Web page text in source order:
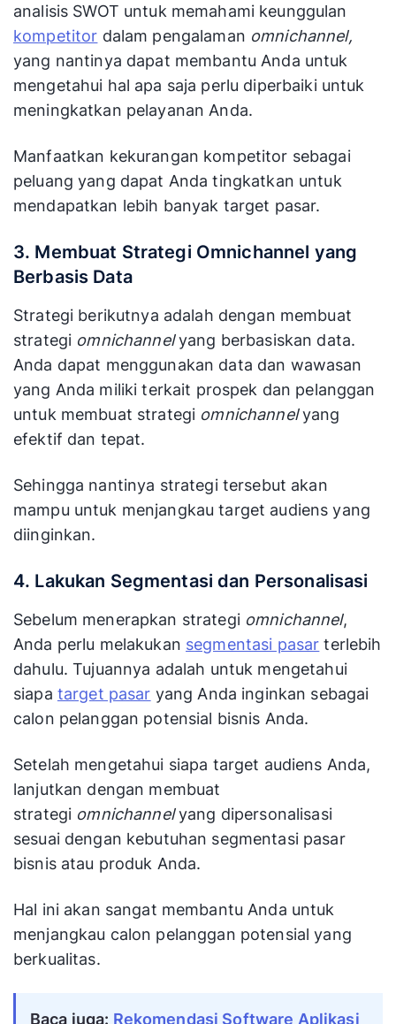
analisis SWOT untuk memahami keunggulan
kompetitor dalam pengalaman omnichannel,
yang nantinya dapat membantu Anda untuk
mengetahui hal apa saja perlu diperbaiki untuk
meningkatkan pelayanan Anda.
Manfaatkan kekurangan kompetitor sebagai
peluang yang dapat Anda tingkatkan untuk
mendapatkan lebih banyak target pasar.
3. Membuat Strategi Omnichannel yang
Berbasis Data
Strategi berikutnya adalah dengan membuat
strategi omnichannelyang berbasiskan data.
Anda dapat menggunakan data dan wawasan
yang Anda miliki terkait prospek dan pelanggan
untuk membuat strategi omnichannelyang
efektif dan tepat.
Sehingga nantinya strategi tersebut akan
mampu untuk menjangkau target audiens yang
diinginkan.
4. Lakukan Segmentasi dan Personalisasi
Sebelum menerapkan strategi omnichannel,
Anda perlu melakukan segmentasi pasar terlebih
dahulu. Tujuannya adalah untuk mengetahui
siapa target pasar yang Anda inginkan sebagai
calon pelanggan potensial bisnis Anda.
Setelah mengetahui siapa target audiens Anda,
lanjutkan dengan membuat
strategi omnichannelyang dipersonalisasi
sesuai dengan kebutuhan segmentasi pasar
bisnis atau produk Anda.
Hal ini akan sangat membantu Anda untuk
menjangkau calon pelanggan potensial yang
berkualitas.
Baca juga: Rekomendasi Software Aplikasi